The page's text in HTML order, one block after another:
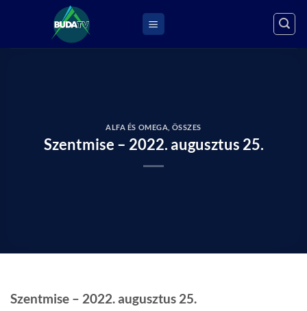
ALFA ÉS OMEGA ÖSSZES
Szentmise – 2022. augusztus 25.
Szentmise – 2022. augusztus 25.